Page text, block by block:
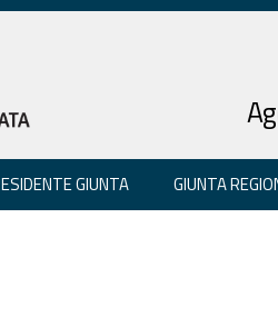
GIUNTA GIUNTA